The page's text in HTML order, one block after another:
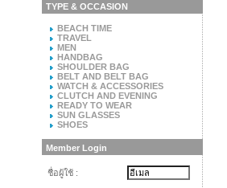
TYPE & OCCASION
BEACH TIME
TRAVEL
MEN
HANDBAG
SHOULDER BAG
BELT AND BELT BAG
WATCH & ACCESSORIES
CLUTCH AND EVENING
READY TO WEAR
SUN GLASSES
SHOES
Member Login
ชื่อผู้ใช้ :